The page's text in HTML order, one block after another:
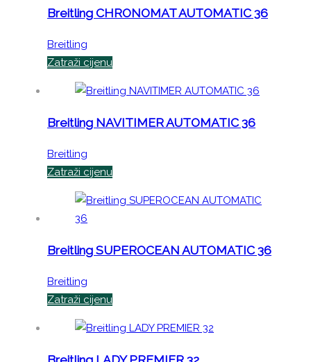
Breitling CHRONOMAT AUTOMATIC 36
Breitling
Zatraži cijenu
Breitling NAVITIMER AUTOMATIC 36
Breitling
Zatraži cijenu
Breitling SUPEROCEAN AUTOMATIC 36
Breitling
Zatraži cijenu